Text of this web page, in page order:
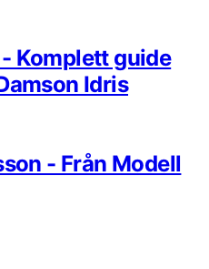
Komplett guide
Idris
- Från Modell